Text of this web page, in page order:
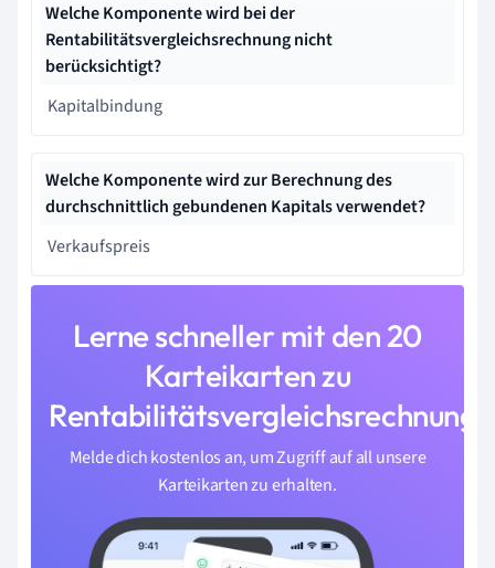
Welche Komponente wird bei der
Rentabilitätsvergleichsrechnung nicht
berücksichtigt?
Kapitalbindung
Welche Komponente wird zur Berechnung des
durchschnittlich gebundenen Kapitals verwendet?
Verkaufspreis
Lerne schneller mit den 20
Karteikarten zu
Rentabilitätsvergleichsrechnung
Melde dich kostenlos an, um Zugriff auf all unsere
Karteikarten zu erhalten.